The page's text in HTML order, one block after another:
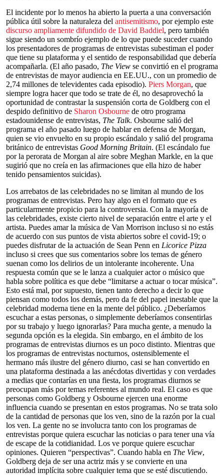
El incidente por lo menos ha abierto la puerta a una conversación
pública útil sobre la naturaleza del antisemitismo, por ejemplo este
discurso ampliamente difundido de David Baddiel, pero también
sigue siendo un sombrío ejemplo de lo que puede suceder cuando
los presentadores de programas de entrevistas subestiman el poder
que tiene su plataforma y el sentido de responsabilidad que debería
acompañarla. (El año pasado, The View se convirtió en el programa
de entrevistas de mayor audiencia en EE.UU., con un promedio de
2,74 millones de televidentes cada episodio). Piers Morgan, que
siempre logra hacer que todo se trate de él, no desaprovechó la
oportunidad de contrastar la suspensión corta de Goldberg con el
despido definitivo de Sharon Osbourne de otro programa
estadounidense de entrevistas, The Talk. Osbourne salió del
programa el año pasado luego de hablar en defensa de Morgan,
quien se vio envuelto en su propio escándalo y salió del programa
británico de entrevistas Good Morning Britain. (El escándalo fue
por la perorata de Morgan al aire sobre Meghan Markle, en la que
sugirió que no creía en las afirmaciones que ella hizo de haber
tenido pensamientos suicidas).
Los arrebatos de las celebridades no se limitan al mundo de los
programas de entrevistas. Pero hay algo en el formato que es
particularmente propicio para la controversia. Con la mayoría de
las celebridades, existe cierto nivel de separación entre el arte y el
artista. Puedes amar la música de Van Morrison incluso si no estás
de acuerdo con sus puntos de vista abiertos sobre el covid-19; o
puedes disfrutar de la actuación de Sean Penn en Licorice Pizza
incluso si crees que sus comentarios sobre los temas de género
suenan como los delirios de un intolerante incoherente. Una
respuesta común que se le lanza a cualquier actor o músico que
habla sobre política es que debe “limitarse a actuar o tocar música”.
Esto está mal, por supuesto, tienen tanto derecho a decir lo que
piensan como todos los demás, pero da fe del papel inestable que la
celebridad moderna tiene en la mente del público. ¿Deberíamos
escuchar a estas personas, o simplemente deberíamos consentirlas
por su trabajo y luego ignorarlas? Para mucha gente, a menudo la
segunda opción es la elegida. Sin embargo, en el ámbito de los
programas de entrevistas diurnos es un poco distinto. Mientras que
los programas de entrevistas nocturnos, ostensiblemente el
hermano más ilustre del género diurno, casi se han convertido en
una plataforma destinada a las anécdotas divertidas y con verdades
a medias que contarías en una fiesta, los programas diurnos se
preocupan más por temas referentes al mundo real. El caso es que
personas como Goldberg y Osbourne ejercen una enorme
influencia cuando se presentan en estos programas. No se trata solo
de la cantidad de personas que los ven, sino de la razón por la cual
los ven. La gente no se involucra tanto con los programas de
entrevistas porque quiera escuchar las noticias o para tener una vía
de escape de la cotidianidad. Los ve porque quiere escuchar
opiniones. Quieren “perspectivas”. Cuando habla en The View,
Goldberg deja de ser una actriz más y se convierte en una
autoridad implícita sobre cualquier tema que se esté discutiendo.